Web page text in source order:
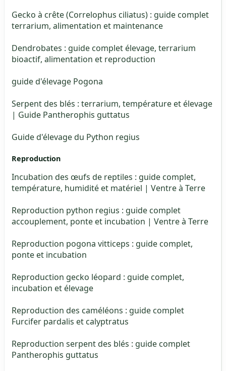
Gecko à crête (Correlophus ciliatus) : guide complet
terrarium, alimentation et maintenance
Dendrobates : guide complet élevage, terrarium
bioactif, alimentation et reproduction
guide d'élevage Pogona
Serpent des blés : terrarium, température et élevage
| Guide Pantherophis guttatus
Guide d'élevage du Python regius
Reproduction
Incubation des œufs de reptiles : guide complet,
température, humidité et matériel | Ventre à Terre
Reproduction python regius : guide complet
accouplement, ponte et incubation | Ventre à Terre
Reproduction pogona vitticeps : guide complet,
ponte et incubation
Reproduction gecko léopard : guide complet,
incubation et élevage
Reproduction des caméléons : guide complet
Furcifer pardalis et calyptratus
Reproduction serpent des blés : guide complet
Pantherophis guttatus